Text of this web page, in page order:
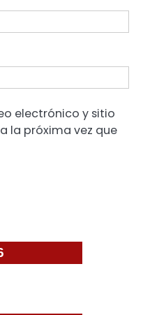
electrónico y sitio
la próxima vez que